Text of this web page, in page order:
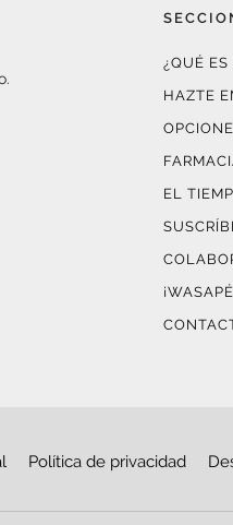
¿QUÉ ES
HAZTE
EL
Política de privacidad